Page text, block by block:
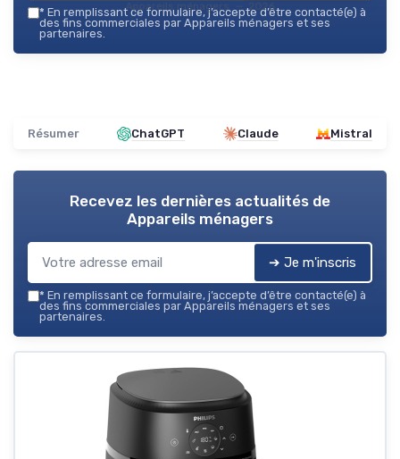
Appareils ménagers — 2026
* En remplissant ce formulaire, j’accepte d’être contacté(e) à
des fins commerciales par Appareils ménagers et ses
partenaires.
Résumer ChatGPT Claude Mistral
Recevez les dernières actualités de
Appareils ménagers
➔ Je m'inscris
* En remplissant ce formulaire, j’accepte d’être contacté(e) à
des fins commerciales par Appareils ménagers et ses
partenaires.